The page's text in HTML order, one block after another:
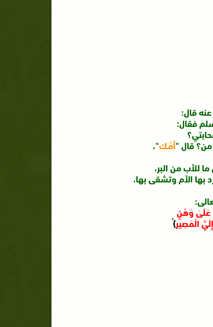
عنه قال:
فقال:
من؟ قال "أمّـك"،
للأب من البر،
بها الأم وتشقى بها،
عَلَىٰ وَهْنٍ
الْمَصِير}ُ